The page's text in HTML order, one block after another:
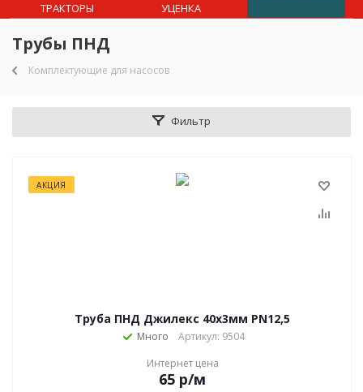
ТРАКТОРЫ УЦЕНКА
Трубы ПНД
Комплектующие для насосов
Фильтр
АКЦИЯ
Труба ПНД Джилекс 40х3мм PN12,5
Много
Артикул: 9504
Интернет цена
65 р/м